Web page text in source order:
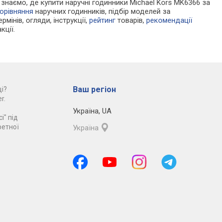
де купити наручні годинники Michael Kors MK6366 за
наручних годинників, підбір моделей за
огляди, інструкції,рейтинг товарів,рекомендації
під
Ваш регіон
Україна, UA
Україна